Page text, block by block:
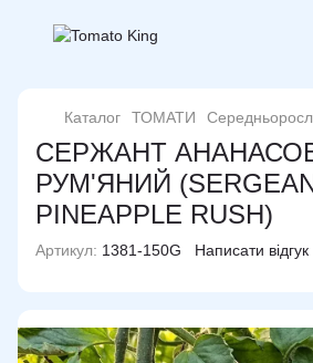
Каталог ТОМАТИ
СЕРЖАНТ
РУМ'ЯНИЙ
PINEAPPLE RUSH)
Артикул: 1381-150G Написати відгук